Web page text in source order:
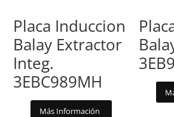
Placa Induccion
Balay Extractor
Integ.
3EBC989MH
Más Información